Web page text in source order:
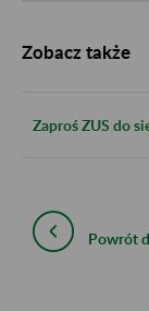
Zobacz także
Zaproś ZUS do
Powrót